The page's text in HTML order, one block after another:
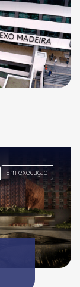
Em execução